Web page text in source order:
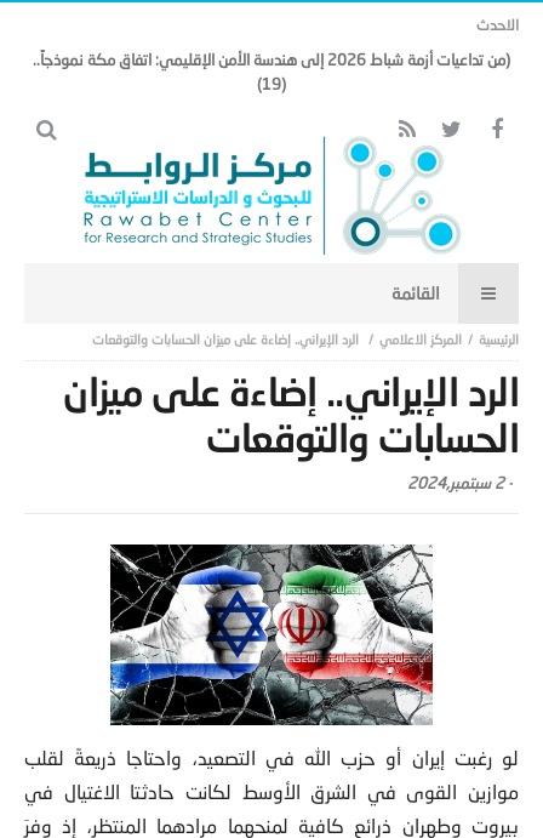
الاحدث
(من تداعيات أزمة شباط 2026 إلى هندسة الأمن الإقليمي: اتفاق مكة نموذجاً..
(19)
المركز الاعلامي الرد الإيراني.. إضاءة على ميزان الحسابات والتوقعات
الرد الإيراني.. إضاءة على ميزان
الحسابات والتوقعات
-2 سبتمبر,2024
لو رغبت إيران أو حزب الله في التصعيد، واحتاجا ذريعةً لقلب
موازين القوى في الشرق الأوسط لكانت حادثتا الاغتيال في
بيروت وطهران ذرائع كافية لمنحهما مرادهما المنتظر، إذ وفرَ